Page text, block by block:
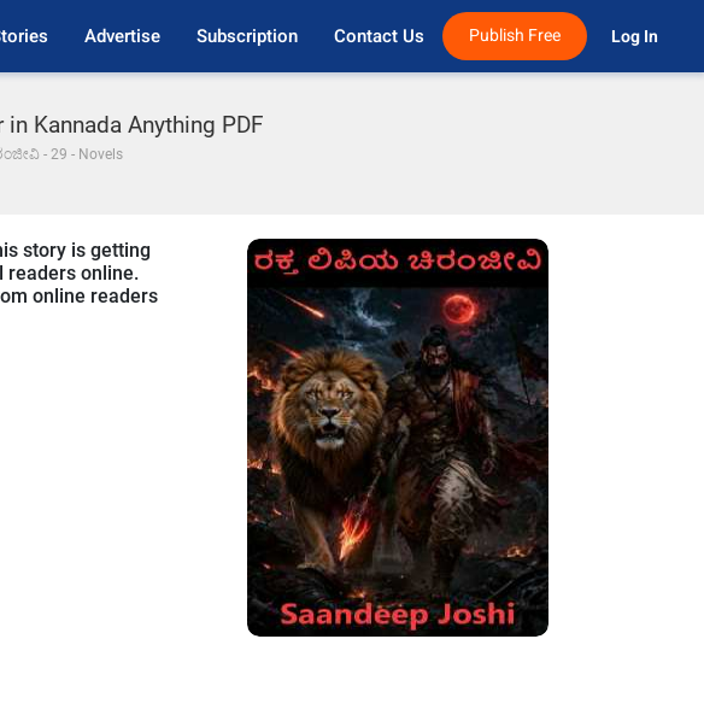
Advertise Subscription Contact Us Publish Free Log In
Kannada Anything PDF
- 29 - Novels
story is getting
readers online.
online readers